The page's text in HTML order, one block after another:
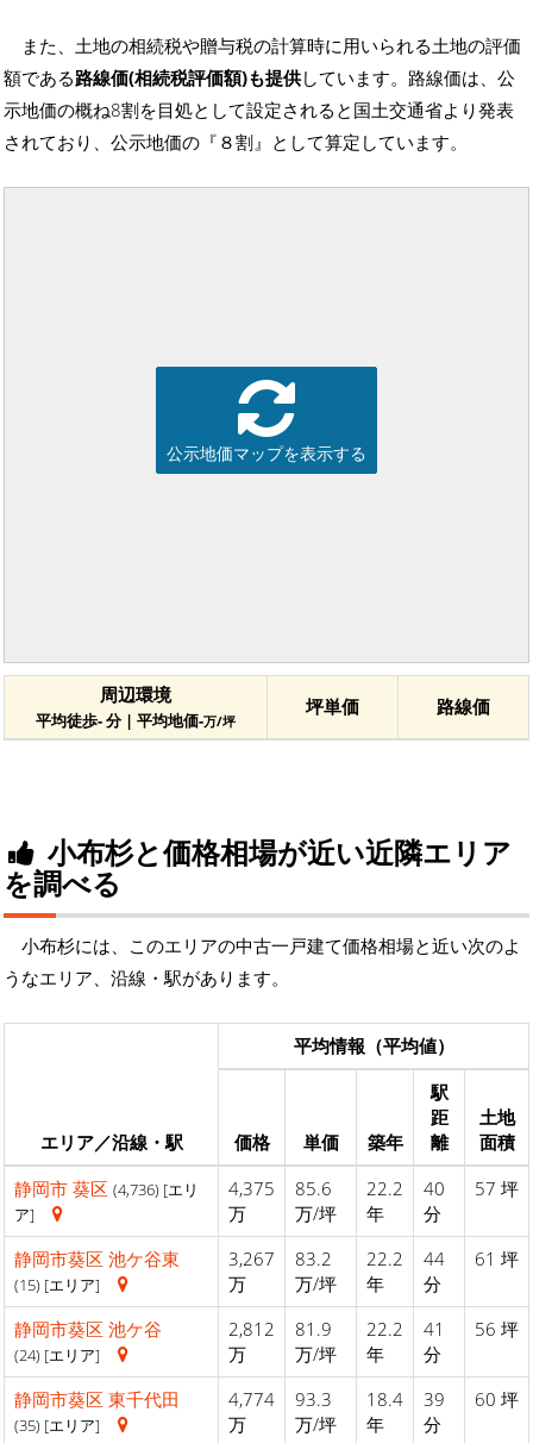
また、土地の相続税や贈与税の計算時に用いられる土地の評価
額である路線価(相続税評価額)も提供しています。路線価は、公
示地価の概ね8割を目処として設定されると国土交通省より発表
されており、公示地価の『８割』として算定しています。
公示地価マップを表示する
周辺環境
平均徒歩- 分 | 平均地価-万/坪
坪単価 路線価
小布杉と価格相場が近い近隣エリア
を調べる
小布杉には、このエリアの中古一戸建て価格相場と近い次のよ
うなエリア、沿線・駅があります。
エリア／沿線・駅
平均情報（平均値）
価格 単価 築年
駅
距
離
土地
面積
静岡市 葵区 (4,736) [エリ
ア]
4,375
万
85.6
万/坪
22.2
年
40
分
57 坪
静岡市葵区 池ケ谷東
(15) [エリア]
3,267
万
83.2
万/坪
22.2
年
44
分
61 坪
静岡市葵区 池ケ谷
(24) [エリア]
2,812
万
81.9
万/坪
22.2
年
41
分
56 坪
静岡市葵区 東千代田
(35) [エリア]
4,774
万
93.3
万/坪
18.4
年
39
分
60 坪